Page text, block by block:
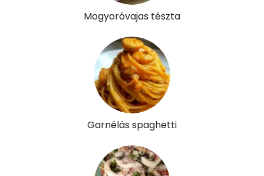
Mogyoróvajas tészta
Garnélás spaghetti